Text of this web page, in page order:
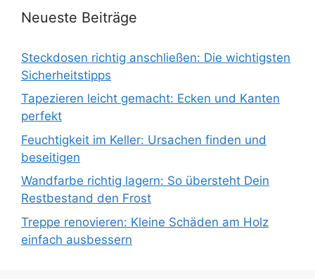
Neueste Beiträge
Steckdosen richtig anschließen: Die wichtigsten
Sicherheitstipps
Tapezieren leicht gemacht: Ecken und Kanten
perfekt
Feuchtigkeit im Keller: Ursachen finden und
beseitigen
Wandfarbe richtig lagern: So übersteht Dein
Restbestand den Frost
Treppe renovieren: Kleine Schäden am Holz
einfach ausbessern